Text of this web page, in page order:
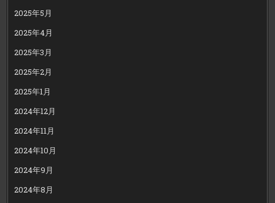
2025年5月
2025年4月
2025年3月
2025年2月
2025年1月
2024年12月
2024年11月
2024年10月
2024年9月
2024年8月